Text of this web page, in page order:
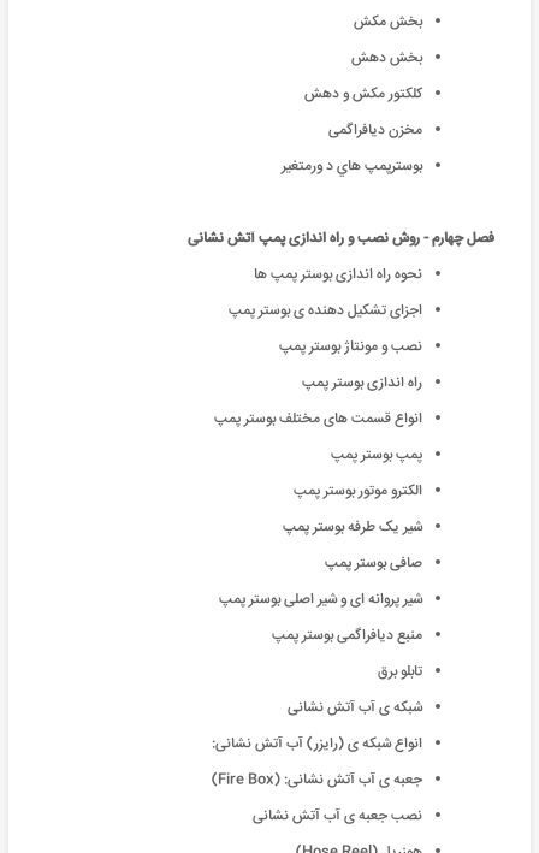
بخش مکش
بخش دهش
کلکتور مکش و دهش
مخزن دیافراگمی
بوسترپمپ هاي د ورمتغير
فصل چهارم - روش نصب و راه اندازی پمپ آتش نشانی
نحوه راه اندازی بوستر پمپ ها
اجزای تشکیل دهنده ی بوستر پمپ
نصب و مونتاژ بوستر پمپ
راه اندازی بوستر پمپ
انواع قسمت های مختلف بوستر پمپ
پمپ بوستر پمپ
الکترو موتور بوستر پمپ
شیر یک طرفه بوستر پمپ
صافی بوستر پمپ
شیر پروانه ای و شیر اصلی بوستر پمپ
منبع دیافراگمی بوستر پمپ
تابلو برق
شبکه ی آب آتش نشانی
انواع شبکه ی (رایزر) آب آتش نشانی:
جعبه ی آب آتش نشانی: (Fire Box)
نصب جعبه ی آب آتش نشانی